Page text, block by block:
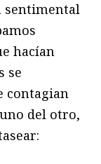
sentimental
hacían
se
contagian
del otro,